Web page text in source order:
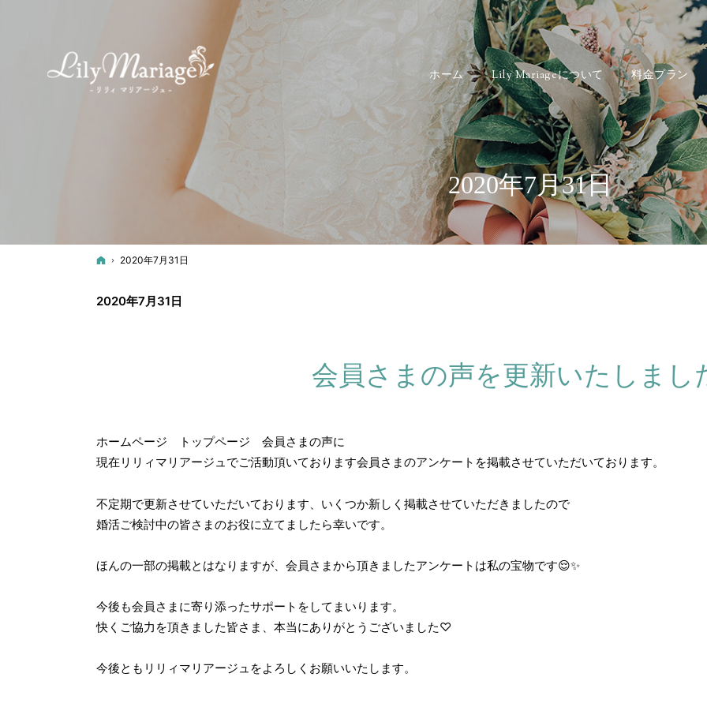
2020年7月31日
ホーム
2020年7月31日
2020年7月31日
会員さまの声を更新いたしまし
ホームページ トップページ 会員さまの声に
現在リリィマリアージュでご活動頂いております会員さまのアンケートを掲載させていただいております。
不定期で更新させていただいております、いくつか新しく掲載させていただきましたので
婚活ご検討中の皆さまのお役に立てましたら幸いです。
ほんの一部の掲載とはなりますが、会員さまから頂きましたアンケートは私の宝物です😌✨
今後も会員さまに寄り添ったサポートをしてまいります。
快くご協力を頂きました皆さま、本当にありがとうございました♡
今後ともリリィマリアージュをよろしくお願いいたします。
ホーム Lily Mariageについて 料金プラン